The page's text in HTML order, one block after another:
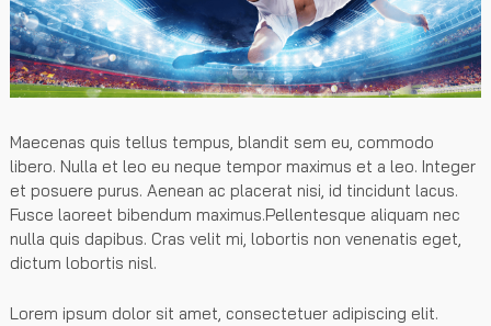
Maecenas quis tellus tempus, blandit sem eu, commodo
libero. Nulla et leo eu neque tempor maximus et a leo. Integer
et posuere purus. Aenean ac placerat nisi, id tincidunt lacus.
Fusce laoreet bibendum maximus.Pellentesque aliquam nec
nulla quis dapibus. Cras velit mi, lobortis non venenatis eget,
dictum lobortis nisl.
Lorem ipsum dolor sit amet, consectetuer adipiscing elit.